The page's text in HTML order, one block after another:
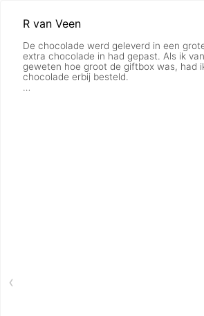
R van Veen
De chocolade werd geleverd in een
extra chocolade in had gepast. Als ik
geweten hoe groot de giftbox was, had
chocolade erbij besteld.
‹